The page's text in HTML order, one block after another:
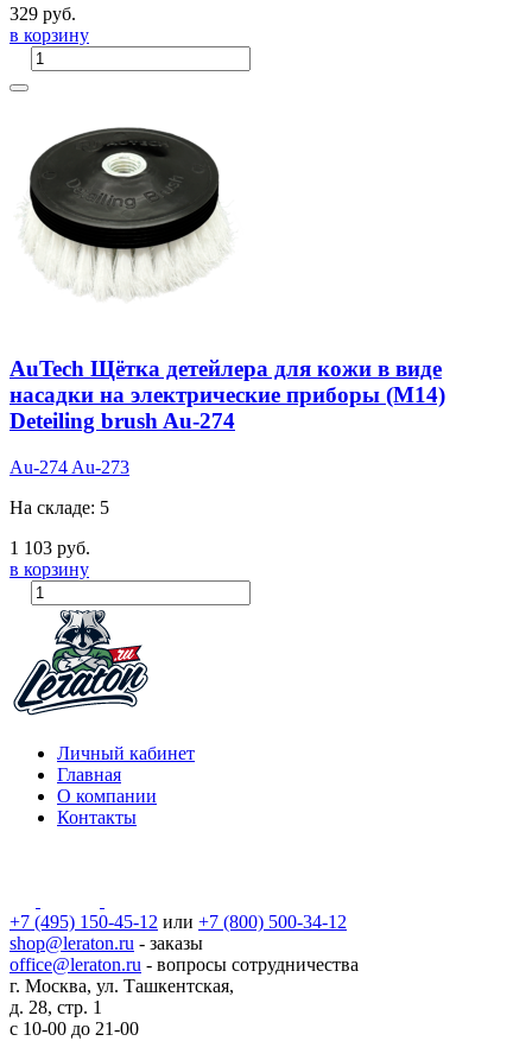
329 руб.
в корзину
AuTech Щётка детейлера для кожи в виде
насадки на электрические приборы (М14)
Deteiling brush Au-274
Au-274 Au-273
На складе: 5
1 103 руб.
в корзину
Личный кабинет
Главная
О компании
Контакты
+7 (495) 150-45-12 или +7 (800) 500-34-12
shop@leraton.ru - заказы
office@leraton.ru - вопросы сотрудничества
г. Москва, ул. Ташкентская,
д. 28, стр. 1
с 10-00 до 21-00